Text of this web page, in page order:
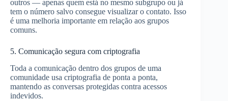
outros — apenas quem está no mesmo subgrupo ou já
tem o número salvo consegue visualizar o contato. Isso
é uma melhoria importante em relação aos grupos
comuns.
5. Comunicação segura com criptografia
Toda a comunicação dentro dos grupos de uma
comunidade usa criptografia de ponta a ponta,
mantendo as conversas protegidas contra acessos
indevidos.